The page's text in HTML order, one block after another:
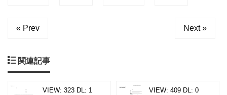
« Prev Next »
関連記事
VIEW: 323 DL: 1 VIEW: 409 DL: 0